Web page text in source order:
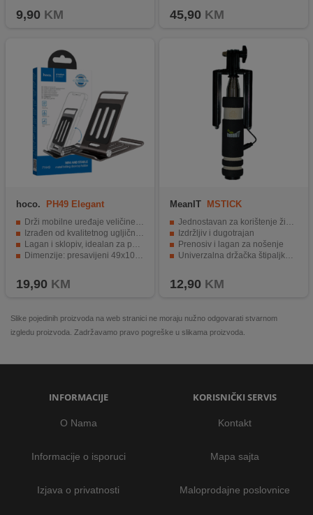
9,90 KM 45,90 KM
hoco. PH49 Elegant
Drži mobilne uređaje veličine 4.7-10.5"
Izrađen od kvalitetnog ugljičnog čelika i silikona
Lagan i sklopiv, idealan za putovanja
Dimenzije: presavijeni 49x104x14mm, otvoreni 49x104x90mm
19,90 KM
MeanIT MSTICK
Jednostavan za korištenje žični selfie stick
Izdržljiv i dugotrajan
Prenosiv i lagan za nošenje
Univerzalna držačka štipaljka za različite modele
12,90 KM
Slike pojedinih proizvoda na web stranici ne moraju nužno odgovarati stvarnom
izgledu proizvoda. Zadržavamo pravo pogreške u slikama proizvoda.
INFORMACIJE
O Nama
Informacije o isporuci
Izjava o privatnosti
KORISNIČKI SERVIS
Kontakt
Mapa sajta
Maloprodajne poslovnice